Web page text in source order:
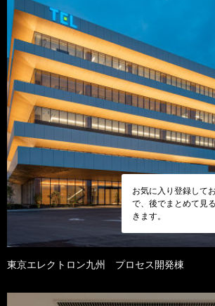
お気に入り登録して
で、後でまとめて見
きます。
東京エレクトロン九州 プロセス開発棟